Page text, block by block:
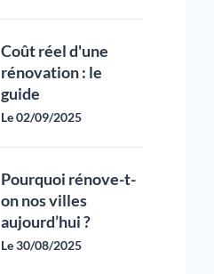
Coût réel d'une
rénovation : le
guide
Le 02/09/2025
Pourquoi rénove-t-
on nos villes
aujourd’hui ?
Le 30/08/2025